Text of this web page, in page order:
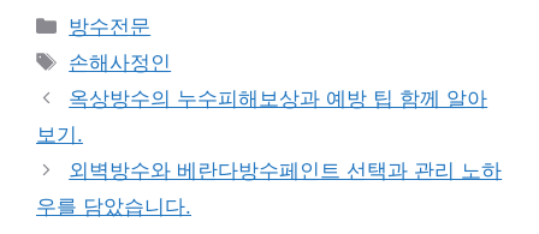
카
테
리
방수전문
태
그
손해사정인
옥상방수의 누수피해보상과 예방 팁 함께 알아
보기.
외벽방수와 베란다방수페인트 선택과 관리 노하
우를 담았습니다.